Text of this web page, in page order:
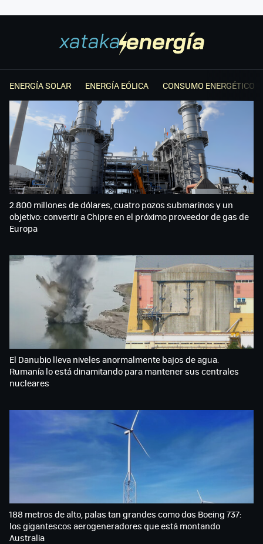
ENERGÍA SOLAR ENERGÍA EÓLICA CONSUMO ENERGÉTICO
2.800 millones de dólares, cuatro pozos submarinos y un
objetivo: convertir a Chipre en el próximo proveedor de gas de
Europa
El Danubio lleva niveles anormalmente bajos de agua.
Rumanía lo está dinamitando para mantener sus centrales
nucleares
188 metros de alto, palas tan grandes como dos Boeing 737:
los gigantescos aerogeneradores que está montando
Australia